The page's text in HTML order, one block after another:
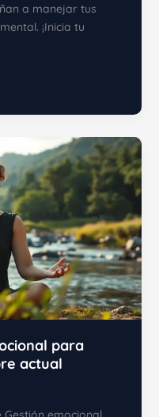
a manejar tus
¡Inicia tu
para
actual